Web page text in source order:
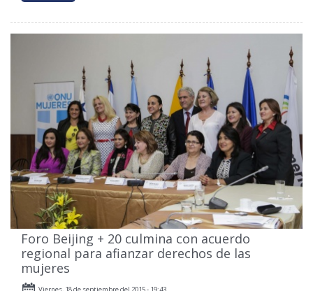
Foro Beijing + 20 culmina con acuerdo
regional para afianzar derechos de las
mujeres
Viernes, 18 de septiembre del 2015 - 19:43